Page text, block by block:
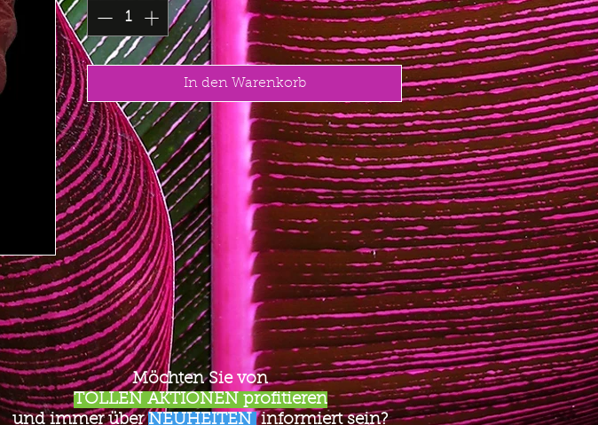
In den Warenkorb
Möchten Sie von
TOLLEN AKTIONEN profitieren
und immer überNEUHEITEN informiert sein?